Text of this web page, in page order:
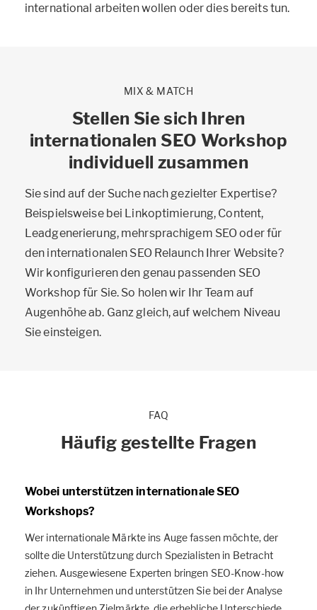
international arbeiten wollen oder dies bereits tun.
MIX & MATCH
Stellen Sie sich Ihren
internationalen SEO Workshop
individuell zusammen
Sie sind auf der Suche nach gezielter Expertise?
Beispielsweise bei Linkoptimierung, Content,
Leadgenerierung, mehrsprachigem SEO oder für
den internationalen SEO Relaunch Ihrer Website?
Wir konfigurieren den genau passenden SEO
Workshop für Sie. So holen wir Ihr Team auf
Augenhöhe ab. Ganz gleich, auf welchem Niveau
Sie einsteigen.
FAQ
Häufig gestellte Fragen
Wobei unterstützen internationale SEO
Workshops?
Wer internationale Märkte ins Auge fassen möchte, der
sollte die Unterstützung durch Spezialisten in Betracht
ziehen. Ausgewiesene Experten bringen SEO-Know-how
in Ihr Unternehmen und unterstützen Sie bei der Analyse